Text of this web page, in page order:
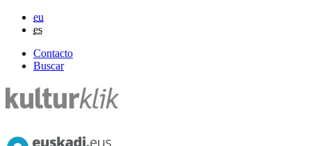
eu
es
Contacto
Buscar